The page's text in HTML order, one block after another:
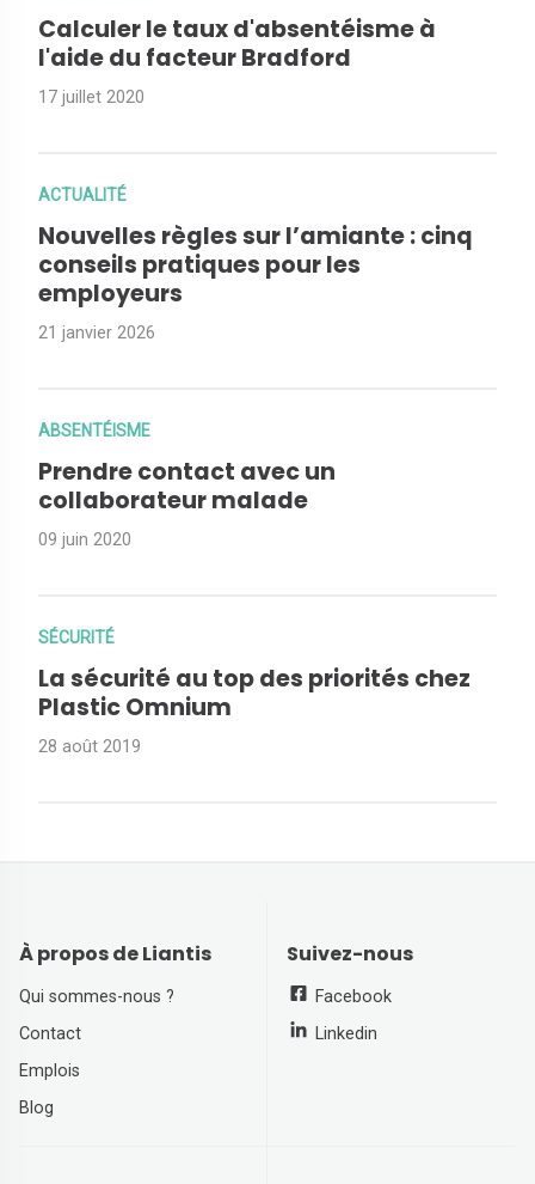
Calculer le taux d'absentéisme à
l'aide du facteur Bradford
17 juillet 2020
ACTUALITÉ
Nouvelles règles sur l’amiante : cinq
conseils pratiques pour les
employeurs
21 janvier 2026
ABSENTÉISME
Prendre contact avec un
collaborateur malade
09 juin 2020
SÉCURITÉ
La sécurité au top des priorités chez
Plastic Omnium
28 août 2019
À propos de Liantis
Qui sommes-nous ?
Contact
Emplois
Blog
Suivez-nous
Facebook
Linkedin